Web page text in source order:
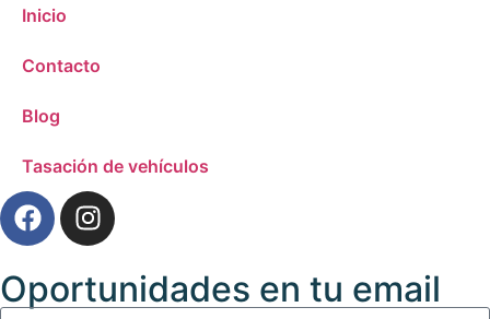
Inicio
Contacto
Blog
Tasación de vehículos
Oportunidades en tu email